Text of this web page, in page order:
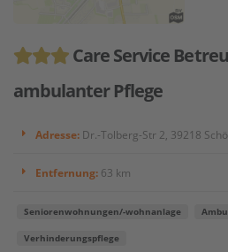
Care Service
ambulanter Pflege
Adresse: Dr.-Tolberg-Str 2, 39218
Entfernung: 63 km
Seniorenwohnungen/-wohnanlage
Verhinderungspflege